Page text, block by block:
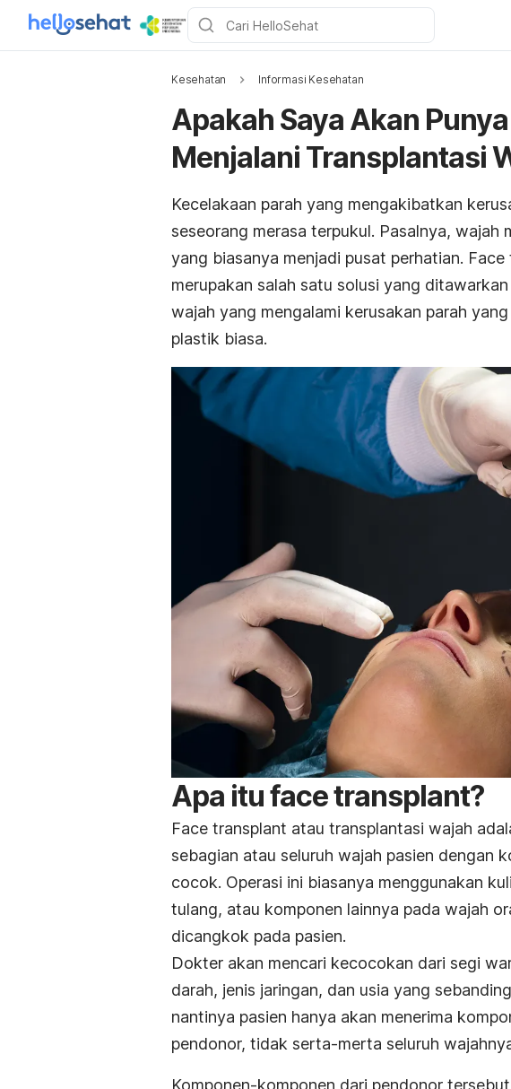
Kesehatan Informasi Kesehatan
Apakah Saya Akan
Menjalani Transplantasi
Kecelakaan parah yang mengakibatkan
seseorang merasa terpukul. Pasalnya, wajah
yang biasanya menjadi pusat perhatian.
merupakan salah satu solusi yang
wajah yang mengalami kerusakan parah
plastik biasa.
Apa itu face transplant?
Face transplant atau transplantasi wajah
sebagian atau seluruh wajah pasien dengan
cocok. Operasi ini biasanya menggunakan
tulang, atau komponen lainnya pada wajah
dicangkok pada pasien.
Dokter akan mencari kecocokan dari segi
darah, jenis jaringan, dan usia yang
nantinya pasien hanya akan menerima
pendonor, tidak serta-merta seluruh
Komponen-komponen dari pendonor